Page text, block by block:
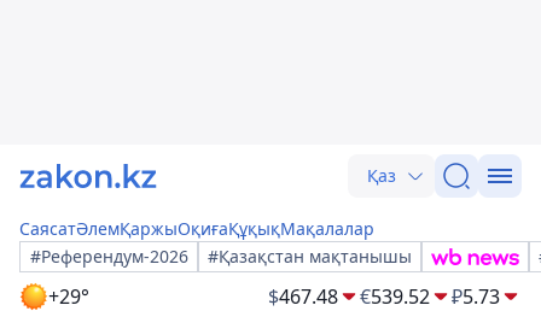
Қаз
СаясатӘлемҚаржыОқиғаҚұқықМақалалар
#Референдум-2026
#Қазақстан мақтанышы
+29° $467.48 €539.52 ₽5.73